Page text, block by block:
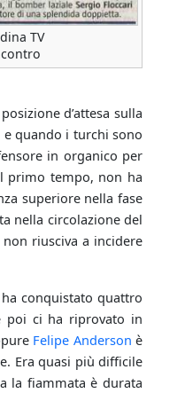
TV
d’attesa sulla
quando i turchi sono
in organico per
primo tempo, non ha
superiore nella fase
nella circolazione del
non riusciva a incidere
conquistato quattro
poi ci ha riprovato in
Felipe Anderson è
Era quasi più difficile
la fiammata è durata